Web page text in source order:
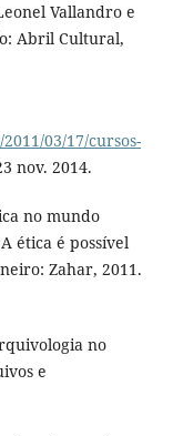
Vallandro e
Abril Cultural,
03/17/cursos-
nov. 2014.
no mundo
ética é possível
Zahar, 2011.
no
e